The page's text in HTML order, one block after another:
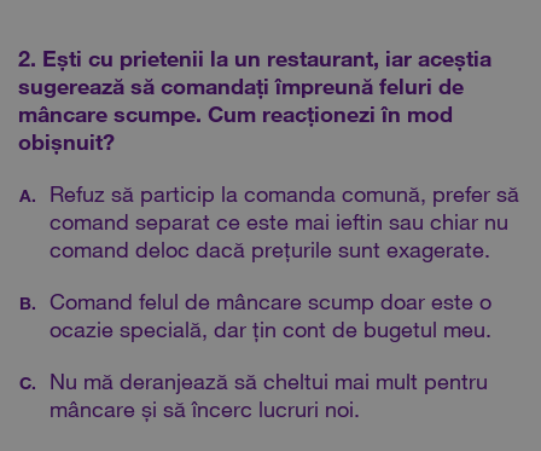
2. Ești cu prietenii la un restaurant, iar aceștia
sugerează să comandați împreună feluri de
mâncare scumpe. Cum reacționezi în mod
obișnuit?
A.
Refuz să particip la comanda comună, prefer să
comand separat ce este mai ieftin sau chiar nu
comand deloc dacă prețurile sunt exagerate.
B.
Comand felul de mâncare scump doar este o
ocazie specială, dar țin cont de bugetul meu.
C.
Nu mă deranjează să cheltui mai mult pentru
mâncare și să încerc lucruri noi.